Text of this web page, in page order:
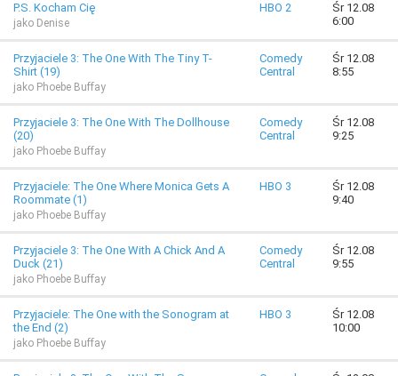
P.S. Kocham Cię
jako Denise
HBO 2
Śr 12.08
6:00
Przyjaciele 3: The One With The Tiny T-
Shirt (19)
jako Phoebe Buffay
Comedy
Central
Śr 12.08
8:55
Przyjaciele 3: The One With The Dollhouse
(20)
jako Phoebe Buffay
Comedy
Central
Śr 12.08
9:25
Przyjaciele: The One Where Monica Gets A
Roommate (1)
jako Phoebe Buffay
HBO 3
Śr 12.08
9:40
Przyjaciele 3: The One With A Chick And A
Duck (21)
jako Phoebe Buffay
Comedy
Central
Śr 12.08
9:55
Przyjaciele: The One with the Sonogram at
the End (2)
jako Phoebe Buffay
HBO 3
Śr 12.08
10:00